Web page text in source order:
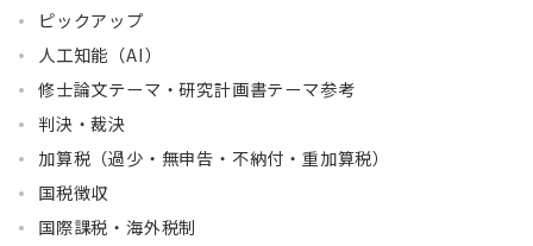
ピックアップ
人工知能（AI）
修士論文テーマ・研究計画書テーマ参考
判決・裁決
加算税（過少・無申告・不納付・重加算税）
国税徴収
国際課税・海外税制